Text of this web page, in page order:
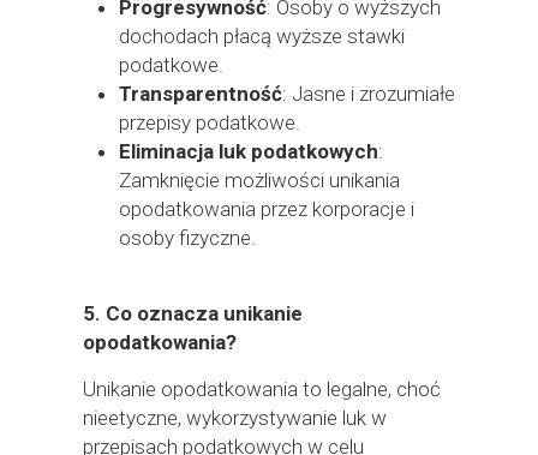
Progresywność: Osoby o wyższych
dochodach płacą wyższe stawki
podatkowe.
Transparentność: Jasne i zrozumiałe
przepisy podatkowe.
Eliminacja luk podatkowych:
Zamknięcie możliwości unikania
opodatkowania przez korporacje i
osoby fizyczne.
5. Co oznacza unikanie
opodatkowania?
Unikanie opodatkowania to legalne, choć
nieetyczne, wykorzystywanie luk w
przepisach podatkowych w celu